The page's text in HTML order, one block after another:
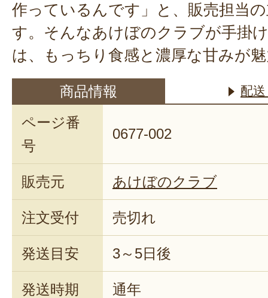
作っているんです」と、販売担当
す。そんなあけぼのクラブが手掛
は、もっちり食感と濃厚な甘みが
商品情報 配
ページ番
号
0677-002
販売元 あけぼのクラブ
注文受付 売切れ
発送目安 3～5日後
発送時期 通年